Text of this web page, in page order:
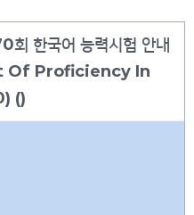
한국어 능력시험 안내
Of Proficiency In
()